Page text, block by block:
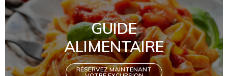
GUIDE
ALIMENTAIRE
RÉSERVEZ MAINTENANT